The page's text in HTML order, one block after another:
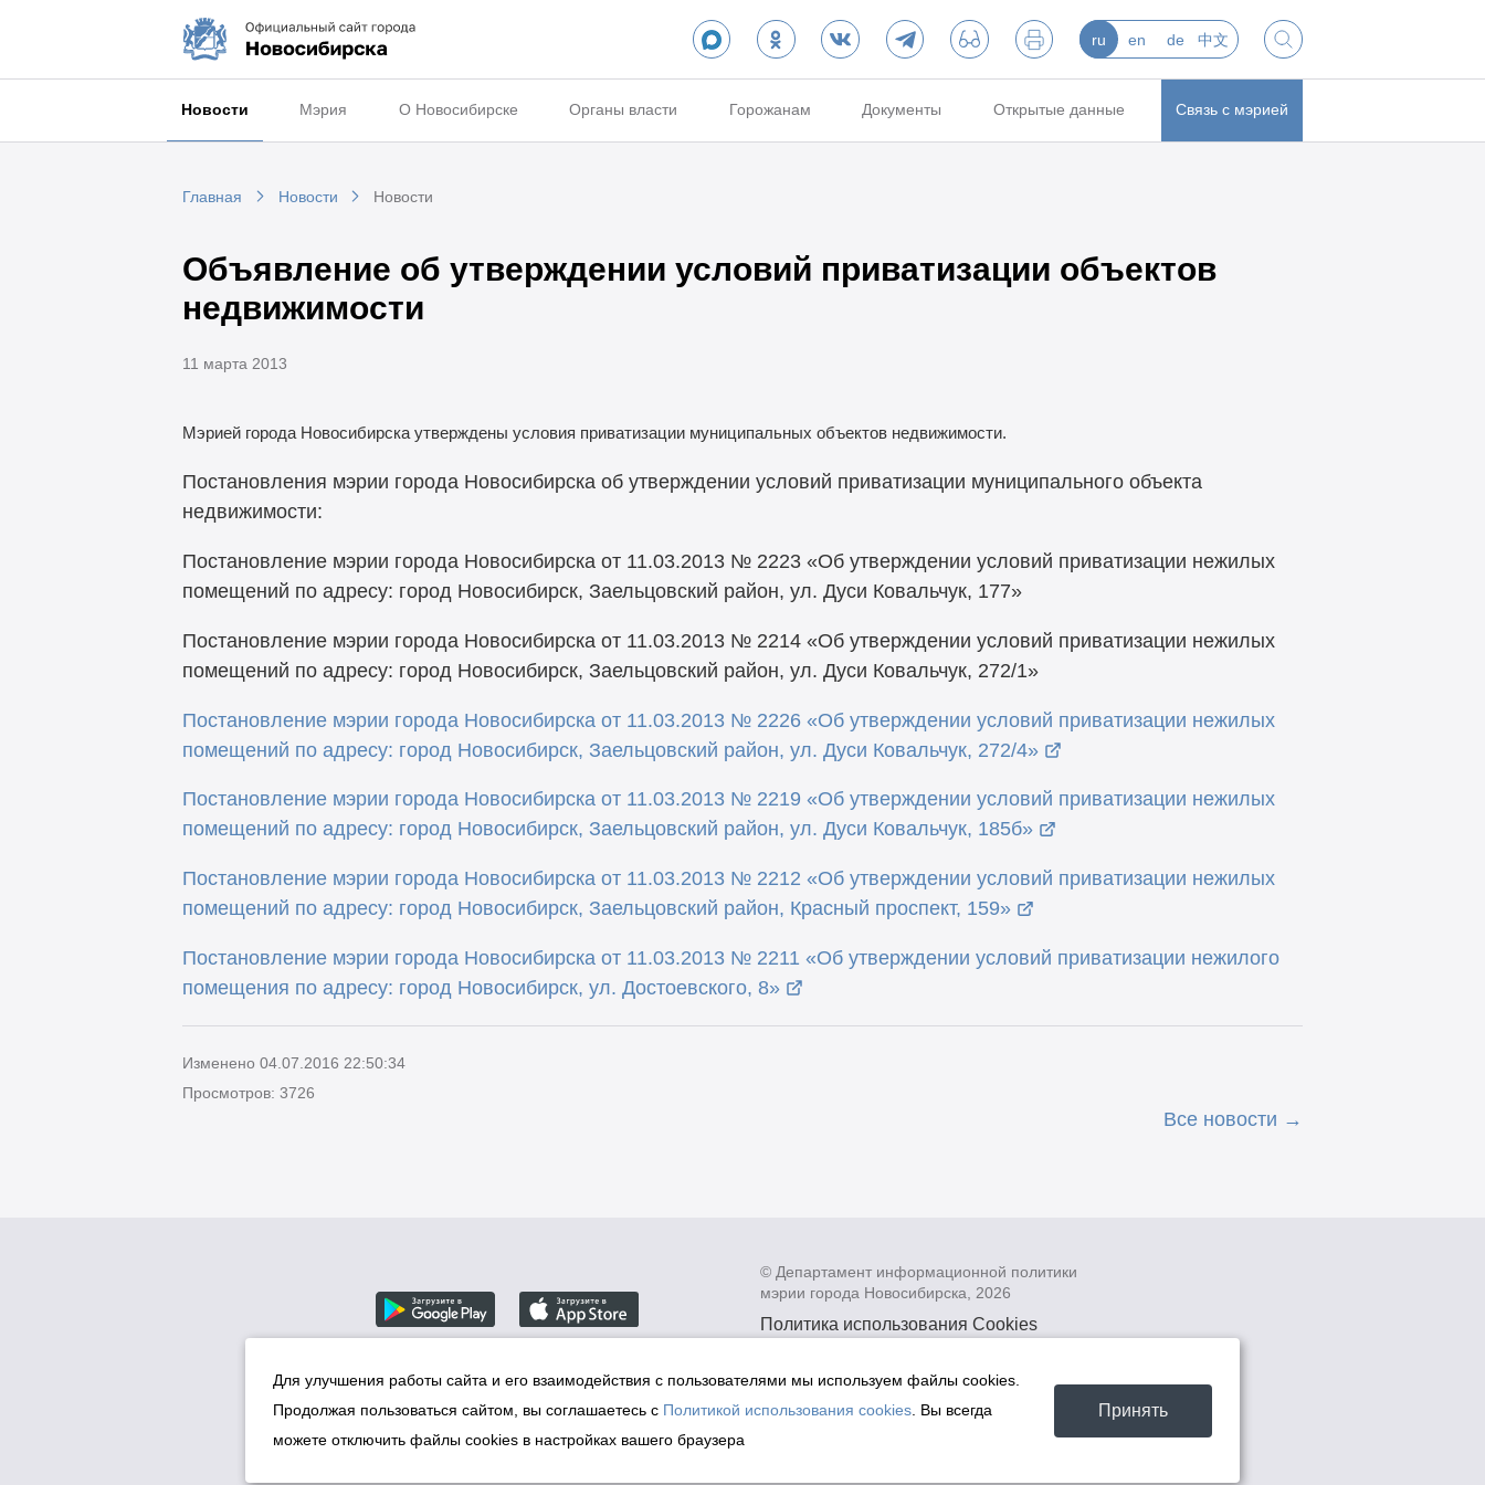
ru en de 中文
Новости Мэрия О Новосибирске Органы власти Горожанам Документы Открытые данные Связь с мэрией
Главная Новости Новости
Объявление об утверждении условий приватизации объектов
недвижимости
11 марта 2013
Мэрией города Новосибирска утверждены условия приватизации муниципальных объектов недвижимости.
Постановления мэрии города Новосибирска об утверждении условий приватизации муниципального объекта
недвижимости:
Постановление мэрии города Новосибирска от 11.03.2013 № 2223 «Об утверждении условий приватизации нежилых
помещений по адресу: город Новосибирск, Заельцовский район, ул. Дуси Ковальчук, 177»
Постановление мэрии города Новосибирска от 11.03.2013 № 2214 «Об утверждении условий приватизации нежилых
помещений по адресу: город Новосибирск, Заельцовский район, ул. Дуси Ковальчук, 272/1»
Постановление мэрии города Новосибирска от 11.03.2013 № 2226 «Об утверждении условий приватизации нежилых
помещений по адресу: город Новосибирск, Заельцовский район, ул. Дуси Ковальчук, 272/4»
Постановление мэрии города Новосибирска от 11.03.2013 № 2219 «Об утверждении условий приватизации нежилых
помещений по адресу: город Новосибирск, Заельцовский район, ул. Дуси Ковальчук, 185б»
Постановление мэрии города Новосибирска от 11.03.2013 № 2212 «Об утверждении условий приватизации нежилых
помещений по адресу: город Новосибирск, Заельцовский район, Красный проспект, 159»
Постановление мэрии города Новосибирска от 11.03.2013 № 2211 «Об утверждении условий приватизации нежилого
помещения по адресу: город Новосибирск, ул. Достоевского, 8»
Изменено 04.07.2016 22:50:34
Просмотров: 3726
Все новости
© Департамент информационной политики
мэрии города Новосибирска, 2026
Политика использования Cookies
данных в информационных системах
мэрии города Новосибирска
Техническая поддержка сайта -
Для улучшения работы сайта и его взаимодействия с пользователями мы используем файлы cookies.
Продолжая пользоваться сайтом, вы соглашаетесь с Политикой использования cookies . Вы всегда
можете отключить файлы cookies в настройках вашего браузера
Принять